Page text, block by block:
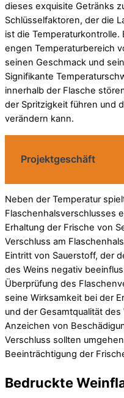
dieses exquisite Getränks
Schlüsselfaktoren, der die
ist die
engen Temperaturbereich
seinen Geschmack und
Signifikante
innerhalb der Flasche
der Spritzigkeit führen und
verändern kann.
Projektgeschäft
Neben der Temperatur
Flaschenhalsverschlusses
Erhaltung der Frische von
Verschluss am
Eintritt von Sauerstoff, der
des Weins negativ
Überprüfung des
seine Wirksamkeit bei der
und der Gesamtqualität
Anzeichen von
Verschluss sollten
Beeinträchtigung der
Bedruckte